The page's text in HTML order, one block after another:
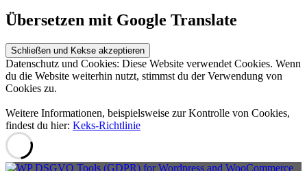
Übersetzen mit Google Translate
Datenschutz und Cookies: Diese Website verwendet Cookies. Wenn
du die Website weiterhin nutzt, stimmst du der Verwendung von
Cookies zu.
Weitere Informationen, beispielsweise zur Kontrolle von Cookies,
findest du hier: Keks-Richtlinie